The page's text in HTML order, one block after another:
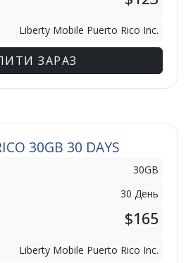
Liberty Mobile Puerto Rico Inc.
ЗАРАЗ
30GB 30 DAYS
30GB
30 День
$165
Liberty Mobile Puerto Rico Inc.